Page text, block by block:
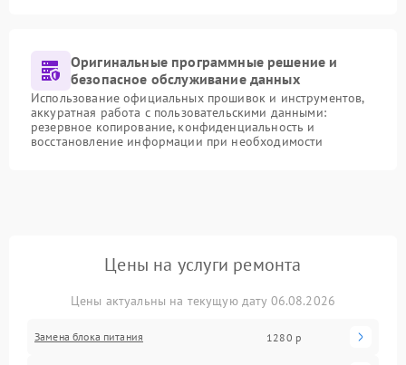
Оригинальные программные решение и
безопасное обслуживание данных
Использование официальных прошивок и инструментов,
аккуратная работа с пользовательскими данными:
резервное копирование, конфиденциальность и
восстановление информации при необходимости
Цены на услуги ремонта
Цены актуальны на текущую дату 06.08.2026
Замена блока питания 1280 р